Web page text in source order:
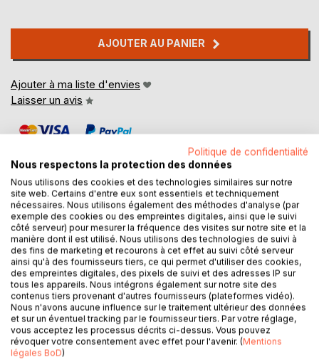
AJOUTER AU PANIER
Ajouter à ma liste d'envies
Laisser un avis
DESCRIPTION
Ce recueil de vingt lettres intimes et vraies retrace le
parcours d'un homme confronté à l'effondrement de son
monde suite à un divorce douloureux. À travers ces
missives adressées tantôt à lui-même, tantôt à ses
proches ou à des figures importantes de sa vie, l'auteur
dévoile avec une sincérité désarmante les étapes de sa
reconstruction.
Chaque lettre, précédée d'une brève introduction
Politique de confidentialité
Nous respectons la protection des données
Nous utilisons des cookies et des technologies similaires sur notre
site web. Certains d'entre eux sont essentiels et techniquement
nécessaires. Nous utilisons également des méthodes d'analyse (par
exemple des cookies ou des empreintes digitales, ainsi que le suivi
côté serveur) pour mesurer la fréquence des visites sur notre site et la
manière dont il est utilisé. Nous utilisons des technologies de suivi à
des fins de marketing et recourons à cet effet au suivi côté serveur
ainsi qu'à des fournisseurs tiers, ce qui permet d'utiliser des cookies,
des empreintes digitales, des pixels de suivi et des adresses IP sur
tous les appareils. Nous intégrons également sur notre site des
contenus tiers provenant d'autres fournisseurs (plateformes vidéo).
Nous n'avons aucune influence sur le traitement ultérieur des données
et sur un éventuel tracking par le fournisseur tiers. Par votre réglage,
vous acceptez les processus décrits ci-dessus. Vous pouvez
révoquer votre consentement avec effet pour l'avenir. (Mentions
légales BoD)